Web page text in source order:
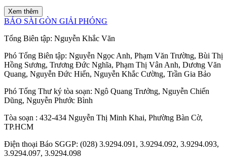
Xem thêm
BÁO SÀI GÒN GIẢI PHÓNG
Tổng Biên tập: Nguyễn Khắc Văn
Phó Tổng Biên tập: Nguyễn Ngọc Anh, Phạm Văn Trường, Bùi Thị
Hồng Sương, Trương Đức Nghĩa, Phạm Thị Vân Anh, Dương Văn
Quang, Nguyễn Đức Hiển, Nguyễn Khắc Cường, Trần Gia Bảo
Phó Tổng Thư ký tòa soạn: Ngô Quang Trưởng, Nguyễn Chiến
Dũng, Nguyễn Phước Bình
Tòa soạn : 432-434 Nguyễn Thị Minh Khai, Phường Bàn Cờ,
TP.HCM
Điện thoại Báo SGGP: (028) 3.9294.091, 3.9294.092, 3.9294.093,
3.9294.097, 3.9294.098